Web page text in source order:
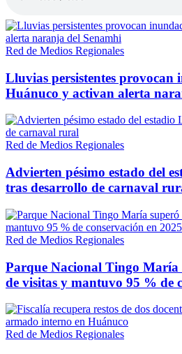
Red de Medios Regionales
Lluvias persistentes provocan
Huánuco y activan alerta
Red de Medios Regionales
Advierten pésimo estado del
tras desarrollo de carnaval
Red de Medios Regionales
Parque Nacional Tingo María
de visitas y mantuvo 95 % de
Red de Medios Regionales